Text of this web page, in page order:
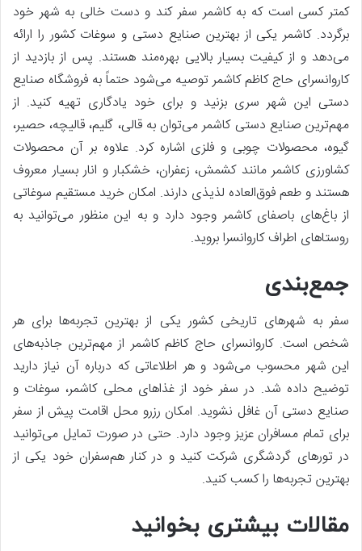
کمتر کسی است که به کاشمر سفر کند و دست خالی به شهر خود
برگردد. کاشمر یکی از بهترین صنایع دستی و سوغات کشور را ارائه
می‌دهد و از کیفیت بسیار بالایی بهره‌مند هستند. پس از بازدید از
کاروانسرای حاج کاظم کاشمر توصیه می‌شود حتماً به فروشگاه صنایع
دستی این شهر سری بزنید و برای خود یادگاری تهیه کنید. از
مهم‌ترین صنایع دستی کاشمر می‌توان به قالی، گلیم، قالیچه، حصیر،
گیوه، محصولات چوبی و فلزی اشاره کرد. علاوه بر آن محصولات
کشاورزی کاشمر مانند کشمش، زعفران، خشکبار و انار بسیار معروف
هستند و طعم فوق‌العاده لذیذی دارند. امکان خرید مستقیم سوغاتی
از باغ‌های باصفای کاشمر وجود دارد و به این منظور می‌توانید به
روستاهای اطراف کاروانسرا بروید.
جمع‌بندی
سفر به شهرهای تاریخی کشور یکی از بهترین تجربه‌ها برای هر
شخص است. کاروانسرای حاج کاظم کاشمر از مهم‌ترین جاذبه‌های
این شهر محسوب می‌شود و هر اطلاعاتی که درباره آن نیاز دارید
توضیح داده شد. در سفر خود از غذاهای محلی کاشمر، سوغات و
صنایع دستی آن غافل نشوید. امکان رزرو محل اقامت پیش از سفر
برای تمام مسافران عزیز وجود دارد. حتی در صورت تمایل می‌توانید
در تورهای گردشگری شرکت کنید و در کنار هم‌سفران خود یکی از
بهترین تجربه‌ها را کسب کنید.
مقالات بیشتری بخوانید